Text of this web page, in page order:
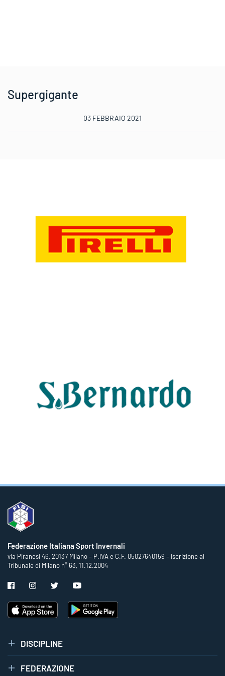
Supergigante
03 FEBBRAIO 2021
Federazione Italiana Sport Invernali
via Piranesi 46, 20137 Milano – P.IVA e C.F. 05027640159 – Iscrizione al
Tribunale di Milano n° 63, 11.12.2004
DISCIPLINE
FEDERAZIONE